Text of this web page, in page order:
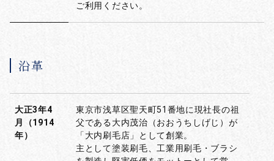
ご利用ください。
沿革
大正3年4
月（1914
年）
東京市浅草区聖天町51番地に現社長の祖
父である大内茂治（おおうちしげじ）が
「大内刷毛店」として創業。
主として塗装刷毛、工業用刷毛・ブラシ